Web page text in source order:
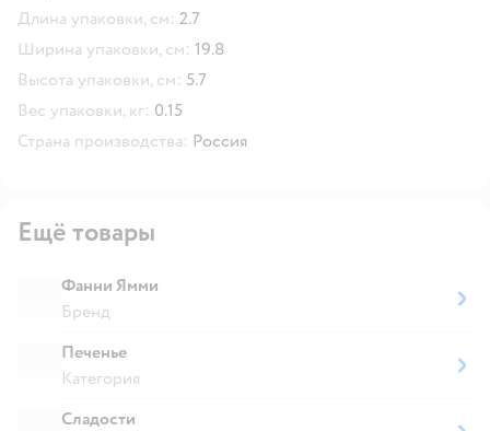
Длина упаковки, см: 2.7
Ширина упаковки, см: 19.8
Высота упаковки, см: 5.7
Вес упаковки, кг: 0.15
Страна производства: Россия
Ещё товары
Фанни Ямми
Бренд
Печенье
Категория
Сладости